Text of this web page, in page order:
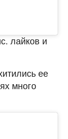
лайков и
ее
много